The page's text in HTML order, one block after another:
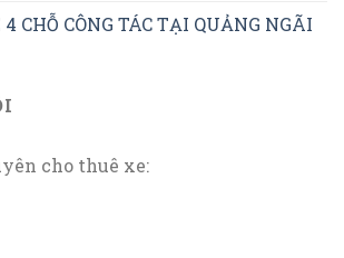
CHỖ CÔNG TÁC TẠI QUẢNG NGÃI
cho thuê xe: